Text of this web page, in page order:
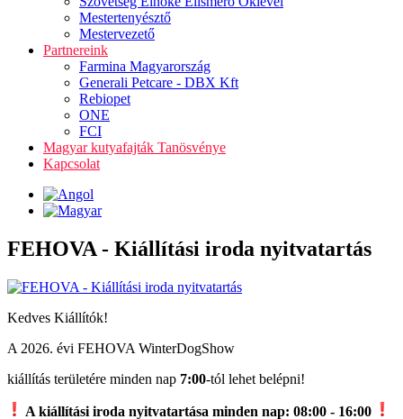
Mestertenyésztő
Mestervezető
Partnereink
Farmina Magyarország
Generali Petcare - DBX Kft
Rebiopet
ONE
FCI
Magyar kutyafajták Tanösvénye
Kapcsolat
FEHOVA - Kiállítási iroda nyitvatartás
Kedves Kiállítók!
A 2026. évi FEHOVA WinterDogShow
kiállítás területére minden nap 7:00-tól lehet belépni!
A kiállítási iroda nyitvatartása minden nap: 08:00 - 16:00